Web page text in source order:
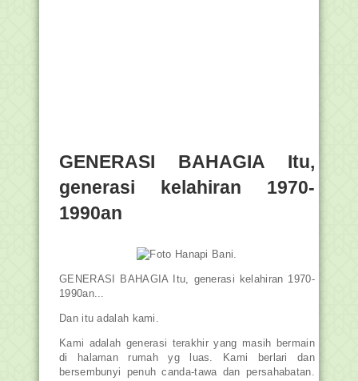
GENERASI BAHAGIA Itu,
generasi kelahiran 1970-
1990an
GENERASI BAHAGIA Itu, generasi kelahiran 1970-
1990an...
Dan itu adalah kami.
Kami adalah generasi terakhir yang masih bermain
di halaman rumah yg luas. Kami ber lari dan
bersembunyi penuh canda-tawa dan persahabatan.